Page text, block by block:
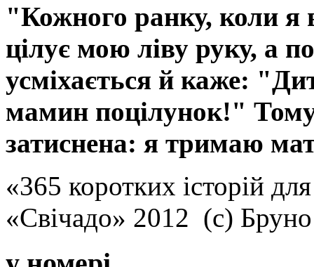
"Кожного ранку, коли
цілує мою ліву руку, а
усміхається й каже:
мамин поцілунок!"
затиснена: я тримаю
«365 коротких історій
«Свічадо» 2012 (с)